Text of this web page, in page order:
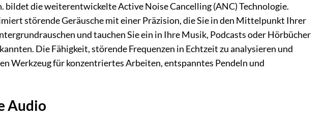
die weiterentwickelte Active Noise Cancelling (ANC) Technologie.
störende Geräusche mit einer Präzision, die Sie in den Mittelpunkt Ihrer
und tauchen Sie ein in Ihre Musik, Podcasts oder Hörbücher
Die Fähigkeit, störende Frequenzen in Echtzeit zu analysieren und
Werkzeug für konzentriertes Arbeiten, entspanntes Pendeln und
Audio